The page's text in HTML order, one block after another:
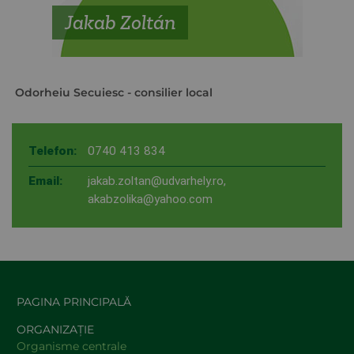
Jakab Zoltán
Odorheiu Secuiesc - consilier local
Telefon: 0740 413 834
Email: jakab.zoltan@udvarhely.ro,
akabzolika@yahoo.com
PAGINA PRINCIPALĂ
ORGANIZAȚIE
Organisme centrale